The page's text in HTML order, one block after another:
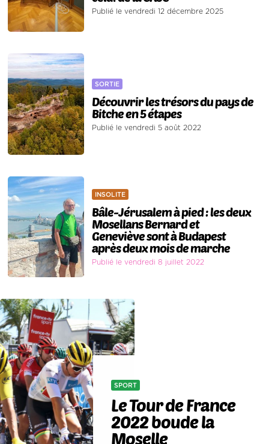
Publié le vendredi 12 décembre 2025
SORTIE
Découvrir les trésors du pays de
Bitche en 5 étapes
Publié le vendredi 5 août 2022
INSOLITE
Bâle-Jérusalem à pied : les deux
Mosellans Bernard et
Geneviève sont à Budapest
après deux mois de marche
Publié le vendredi 8 juillet 2022
SPORT
Le Tour de France
2022 boude la
Moselle